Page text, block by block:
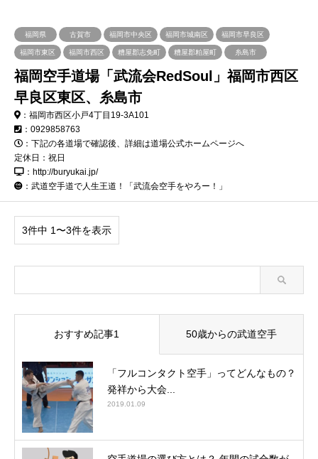
福岡県 古賀市 福岡市中央区 福岡市城南区 福岡市早良区
福岡市東区 福岡市西区 糟屋郡志免町 糟屋郡粕屋町 糸島市
福岡空手道場「武流会RedSoul」福岡市西区
早良区東区、糸島市
：福岡市西区小戸4丁目19-3A101
：0929858763
：下記の各道場で確認後、詳細は道場公式ホームページへ
定休日：祝日
：http://buryukai.jp/
： 武道空手道で人生王道！「武流会空手をやろー！」
3件中 1〜3件を表示
おすすめ記事1 50歳からの武道空手
「フルコンタクト空手」ってどんなもの？
発祥から大会...
2019.01.09